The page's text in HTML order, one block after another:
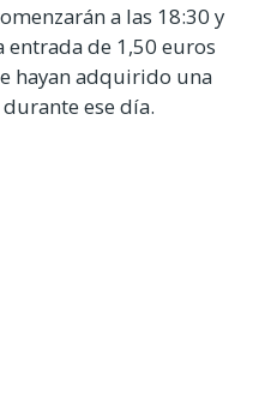
a las 18:30 y
entrada de 1,50 euros
hayan adquirido una
ese día.